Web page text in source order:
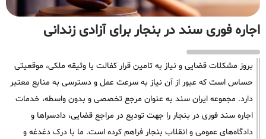
اجاره فوری سند در بنجار برای آزادی زندانی
بروز مشکلات قضایی و نیاز به تامین قرار کفالت یا وثیقه ملکی، موقعیتی
حساس است که عبور از آن نیاز به سرعت عمل و دسترسی به منابع معتبر
دارد. مجموعه ایران سند به عنوان مرجع تخصصی و بدون واسطه، خدمات
اجاره سند فوری در بنجار را جهت تودیع در مراجع قضایی، دادسراها و
دادگاه‌های عمومی و انقلاب بنجار فراهم کرده است. ما با درک دغدغه و